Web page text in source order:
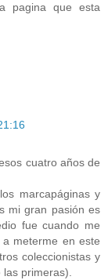
pagina que esta
cuatro años de
marcapáginas y
mi gran pasión es
fue cuando me
meterme en este
coleccionistas y
primeras).